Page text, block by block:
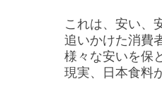
これは、安い、
追いかけた消費
様々な安いを保
現実、日本食料